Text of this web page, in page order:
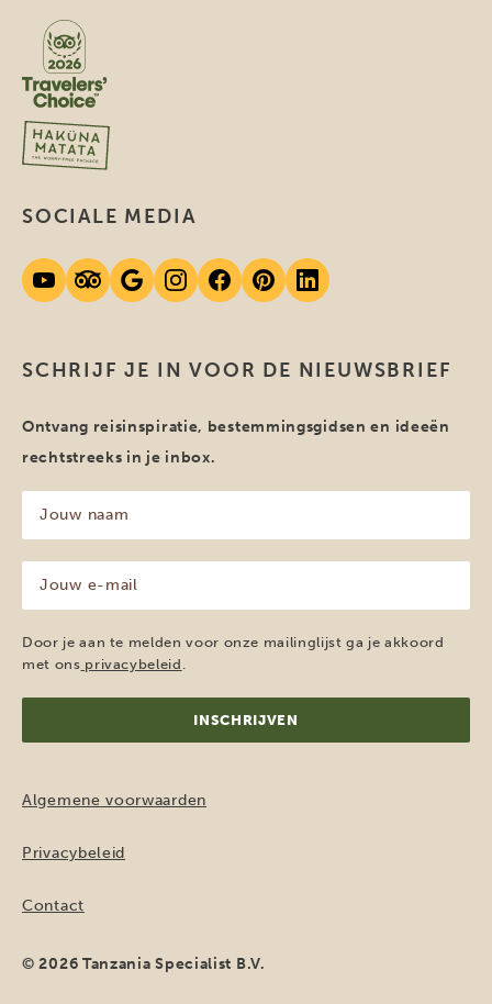
SCHRIJF JE IN VOOR DE NIEUWSBRIEF
Ontvang reisinspiratie, bestemmingsgidsen en ideeën
rechtstreeks in je inbox.
naam
(Vereist)
mailadres
(Vereist)
Door je aan te melden voor onze mailinglijst ga je akkoord
met ons privacybeleid
SOCIALE MEDIA
Algemene voorwaarden
Privacybeleid
Contact
© 2026 Tanzania Specialist B.V.